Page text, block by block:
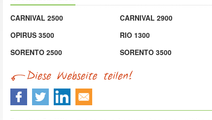
CARNIVAL 2500 CARNIVAL 2900
OPIRUS 3500
RIO 1300
SORENTO 2500
SORENTO 3500